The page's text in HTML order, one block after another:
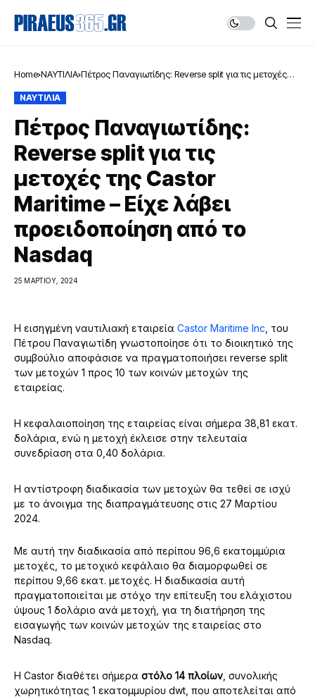
Home ΝΑΥΤΙΛΙΑ Πέτρος Παναγιωτίδης: Reverse split για τις μετοχές
ΝΑΥΤΙΛΙΑ
Πέτρος Παναγιωτίδης:
Reverse split για τις
μετοχές της Castor
Maritime – Είχε λάβει
προειδοποίηση από το
Nasdaq
25 ΜΑΡΤΊΟΥ, 2024
Η εισηγμένη ναυτιλιακή εταιρεία Castor Maritime Inc , του
Πέτρου Παναγιωτίδη γνωστοποίησε ότι το διοικητικό της
συμβούλιο αποφάσισε να πραγματοποιήσει reverse split
των μετοχών 1 προς 10 των κοινών μετοχών της
εταιρείας.
Η κεφαλαιοποίηση της εταιρείας είναι σήμερα 38,81 εκατ.
δολάρια, ενώ η μετοχή έκλεισε στην τελευταία
συνεδρίαση στα 0,40 δολάρια.
Η αντίστροφη διαδικασία των μετοχών θα τεθεί σε ισχύ
με το άνοιγμα της διαπραγμάτευσης στις 27 Μαρτίου
2024.
Με αυτή την διαδικασία από περίπου 96,6 εκατομμύρια
μετοχές, το μετοχικό κεφάλαιο θα διαμορφωθεί σε
περίπου 9,66 εκατ. μετοχές. Η διαδικασία αυτή
πραγματοποιείται με στόχο την επίτευξη του ελάχιστου
ύψους 1 δολάριο ανά μετοχή, για τη διατήρηση της
εισαγωγής των κοινών μετοχών της εταιρείας στο
Nasdaq.
Η Castor διαθέτει σήμερα στόλο 14 πλοίων , συνολικής
χωρητικότητας 1 εκατομμυρίου dwt, που αποτελείται από